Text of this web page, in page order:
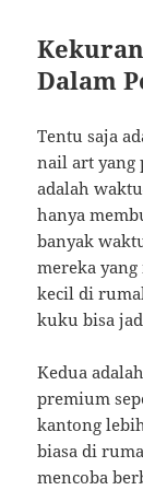
Dalam
Tentu saja
nail art yang
adalah
hanya
banyak
mereka
kecil di
kuku bisa
Kedua
premium
kantong
biasa di
mencoba